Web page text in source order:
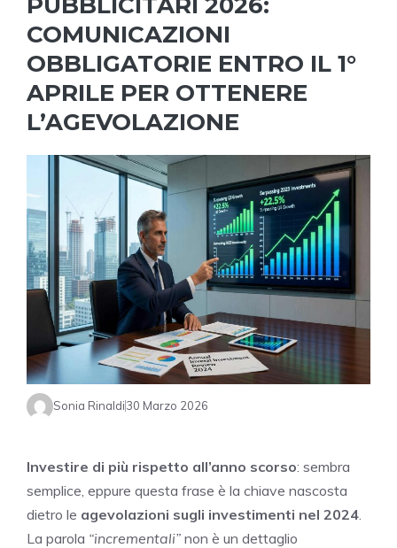
COMUNICAZIONI
OBBLIGATORIE ENTRO IL 1°
APRILE PER OTTENERE
L’AGEVOLAZIONE
Sonia Rinaldi30 Marzo 2026
Investire di più rispetto all’anno scorso: sembra
semplice, eppure questa frase è la chiave nascosta
dietro le agevolazioni sugli investimenti nel 2024
La parola “incrementali” non è un dettaglio